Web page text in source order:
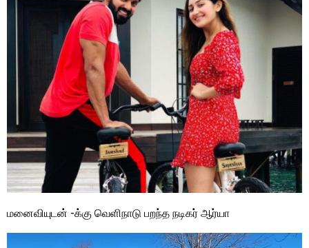
மனைவியுடன் -க்கு வெளிநாடு பறந்த நடிகர் ஆர்யா